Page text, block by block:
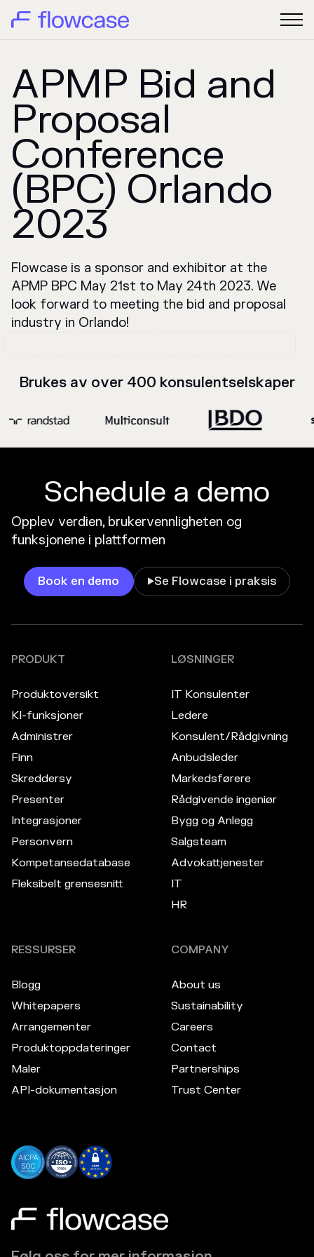
APMP Bid and
Proposal
Conference
(BPC) Orlando
2023
Flowcase is a sponsor and exhibitor at the
APMP BPC May 21st to May 24th 2023. We
look forward to meeting the bid and proposal
industry in Orlando!
Brukes av over 400 konsulentselskaper
Schedule a demo
Opplev verdien, brukervennligheten og
funksjonene i plattformen
Book en demo Se Flowcase i praksis
PRODUKT
Produktoversikt
KI-funksjoner
Administrer
Finn
Skreddersy
Presenter
Integrasjoner
Personvern
Kompetansedatabase
Fleksibelt grensesnitt
LØSNINGER
IT Konsulenter
Ledere
Konsulent/Rådgivning
Anbudsleder
Markedsførere
Rådgivende ingeniør
Bygg og Anlegg
Salgsteam
Advokattjenester
IT
HR
RESSURSER
Blogg
Whitepapers
Arrangementer
Produktoppdateringer
Maler
API-dokumentasjon
COMPANY
About us
Sustainability
Careers
Contact
Partnerships
Trust Center